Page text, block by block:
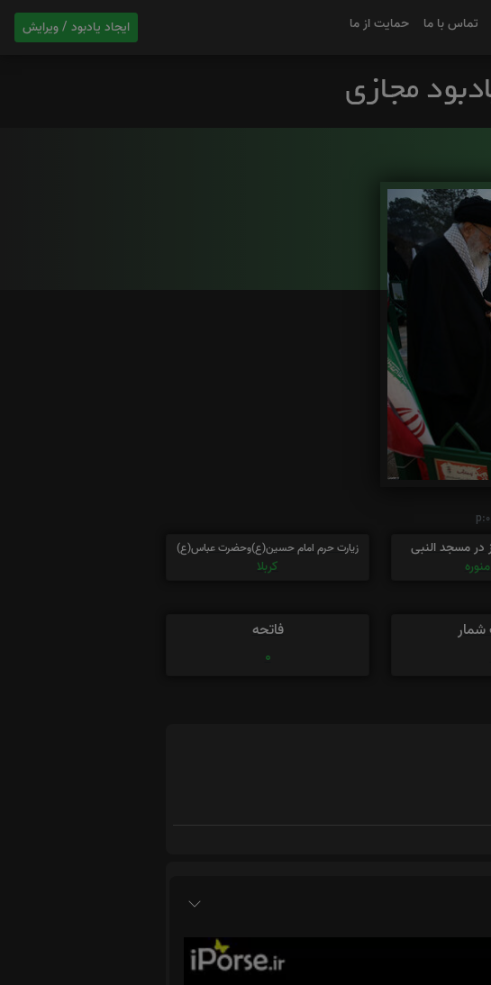
ایجاد یادبود / ویرایش تماس با ما حمایت از ما
در مسجد النبی
زیارت حرم امام حسین(ع)وحضرت عباس(ع)
کربلا
فاتحه
0